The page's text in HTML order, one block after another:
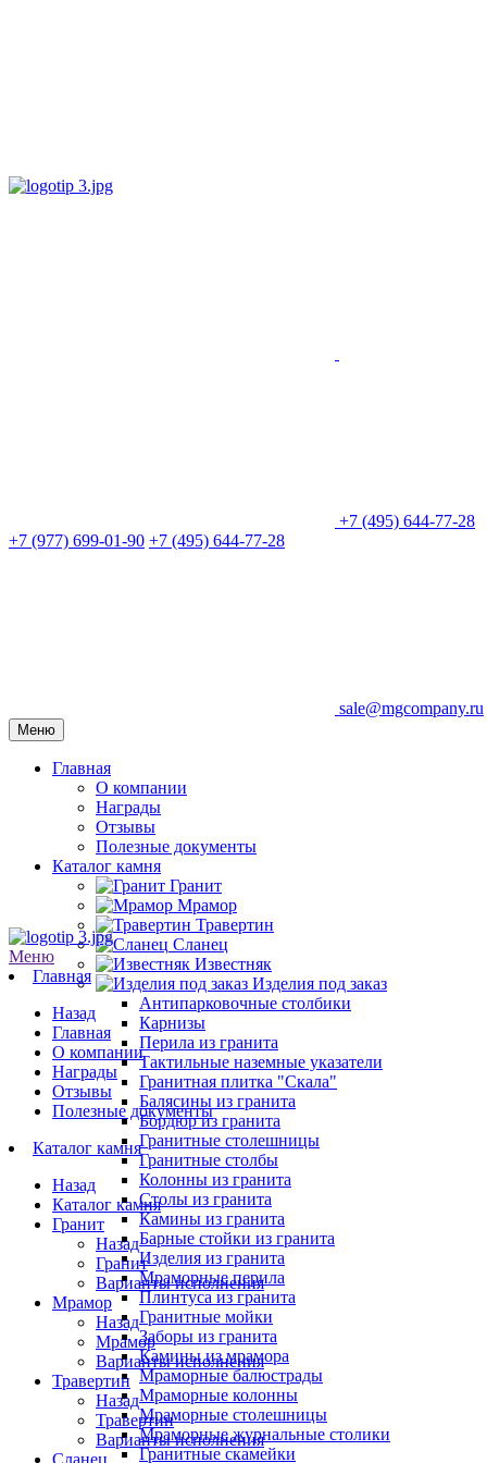
+7 (495) 644-77-28
+7 (977) 699-01-90 +7 (495) 644-77-28
sale@mgcompany.ru
Меню
Главная
О компании
Награды
Отзывы
Полезные документы
Каталог камня
Гранит
Мрамор
Травертин
Сланец
Известняк
Изделия под заказ
Антипарковочные столбики
Карнизы
Перила из гранита
Тактильные наземные указатели
Гранитная плитка "Скала"
Балясины из гранита
Бордюр из гранита
Гранитные столешницы
Гранитные столбы
Колонны из гранита
Столы из гранита
Камины из гранита
Барные стойки из гранита
Изделия из гранита
Мраморные перила
Плинтуса из гранита
Гранитные мойки
Заборы из гранита
Камины из мрамора
Мраморные балюстрады
Мраморные колонны
Мраморные столешницы
Мраморные журнальные столики
Гранитные скамейки
Меню
Главная
Назад
Главная
О компании
Награды
Отзывы
Полезные документы
Каталог камня
Назад
Каталог камня
Гранит
Назад
Гранит
Варианты исполнения
Мрамор
Назад
Мрамор
Варианты исполнения
Травертин
Назад
Травертин
Варианты исполнения
Сланец